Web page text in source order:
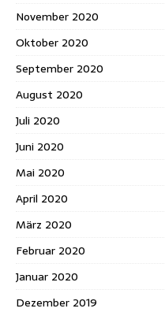
November 2020
Oktober 2020
September 2020
August 2020
Juli 2020
Juni 2020
Mai 2020
April 2020
März 2020
Februar 2020
Januar 2020
Dezember 2019